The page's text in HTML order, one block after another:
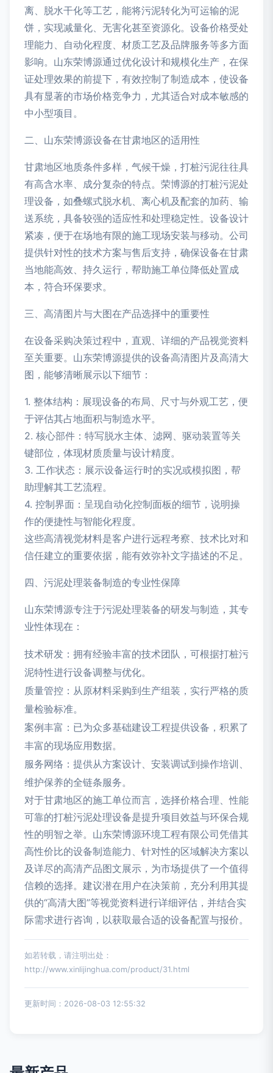
离、脱水干化等工艺，能将污泥转化为可运输的泥
饼，实现减量化、无害化甚至资源化。设备价格受处
理能力、自动化程度、材质工艺及品牌服务等多方面
影响。山东荣博源通过优化设计和规模化生产，在保
证处理效果的前提下，有效控制了制造成本，使设备
具有显著的市场价格竞争力，尤其适合对成本敏感的
中小型项目。
二、山东荣博源设备在甘肃地区的适用性
甘肃地区地质条件多样，气候干燥，打桩污泥往往具
有高含水率、成分复杂的特点。荣博源的打桩污泥处
理设备，如叠螺式脱水机、离心机及配套的加药、输
送系统，具备较强的适应性和处理稳定性。设备设计
紧凑，便于在场地有限的施工现场安装与移动。公司
提供针对性的技术方案与售后支持，确保设备在甘肃
当地能高效、持久运行，帮助施工单位降低处置成
本，符合环保要求。
三、高清图片与大图在产品选择中的重要性
在设备采购决策过程中，直观、详细的产品视觉资料
至关重要。山东荣博源提供的设备高清图片及高清大
图，能够清晰展示以下细节：
1. 整体结构：展现设备的布局、尺寸与外观工艺，便
于评估其占地面积与制造水平。
2. 核心部件：特写脱水主体、滤网、驱动装置等关
键部位，体现材质质量与设计精度。
3. 工作状态：展示设备运行时的实况或模拟图，帮
助理解其工艺流程。
4. 控制界面：呈现自动化控制面板的细节，说明操
作的便捷性与智能化程度。
这些高清视觉材料是客户进行远程考察、技术比对和
信任建立的重要依据，能有效弥补文字描述的不足。
四、污泥处理装备制造的专业性保障
山东荣博源专注于污泥处理装备的研发与制造，其专
业性体现在：
技术研发：拥有经验丰富的技术团队，可根据打桩污
泥特性进行设备调整与优化。
质量管控：从原材料采购到生产组装，实行严格的质
量检验标准。
案例丰富：已为众多基础建设工程提供设备，积累了
丰富的现场应用数据。
服务网络：提供从方案设计、安装调试到操作培训、
维护保养的全链条服务。
对于甘肃地区的施工单位而言，选择价格合理、性能
可靠的打桩污泥处理设备是提升项目效益与环保合规
性的明智之举。山东荣博源环境工程有限公司凭借其
高性价比的设备制造能力、针对性的区域解决方案以
及详尽的高清产品图文展示，为市场提供了一个值得
信赖的选择。建议潜在用户在决策前，充分利用其提
供的“高清大图”等视觉资料进行详细评估，并结合实
际需求进行咨询，以获取最合适的设备配置与报价。
如若转载，请注明出处：
http://www.xinlijinghua.com/product/31.html
更新时间：2026-08-03 12:55:32